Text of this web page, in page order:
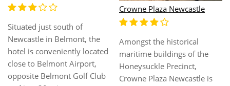
Situated just south of
Newcastle in Belmont, the
hotel is conveniently located
close to Belmont Airport,
opposite Belmont Golf Club
Crowne Plaza Newcastle
Amongst the historical
maritime buildings of the
Honeysuckle Precinct,
Crowne Plaza Newcastle is